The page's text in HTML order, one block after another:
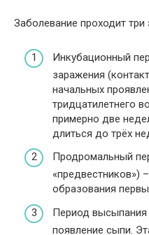
Заболевание проходит три
Инкубационный
заражения
начальных
тридцатилетнего
примерно две
длиться до трёх
Продромальный
«предвестников»)
образования
Период
появление сыпи.